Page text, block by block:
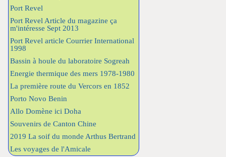
Port Revel
Port Revel Article du magazine ça
m'intéresse Sept 2013
Port Revel article Courrier International
1998
Bassin à houle du laboratoire Sogreah
Energie thermique des mers 1978-1980
La première route du Vercors en 1852
Porto Novo Benin
Allo Domène ici Doha
Souvenirs de Canton Chine
2019 La soif du monde Arthus Bertrand
Les voyages de l'Amicale